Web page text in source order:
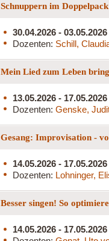
Schnuppern im
30.04.2026 - 03.05.2026
Dozenten: Schill,
Mein Lied zum Leben
13.05.2026 - 17.05.2026
Dozenten: Genske,
Gesang: Improvisation -
14.05.2026 - 17.05.2026
Dozenten: Lohninger,
Besser singen! So
14.05.2026 - 17.05.2026